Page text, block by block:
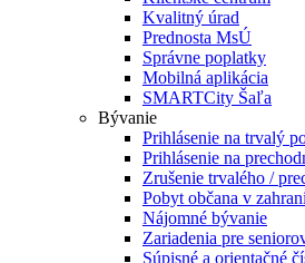
Kvalitný úrad
Prednosta MsÚ
Správne poplatky
Mobilná aplikácia
SMARTCity Šaľa
Bývanie
Prihlásenie na trvalý
Prihlásenie na
Zrušenie trvalého /
Pobyt občana v
Nájomné bývanie
Zariadenia pre
Súpisné a orientačné